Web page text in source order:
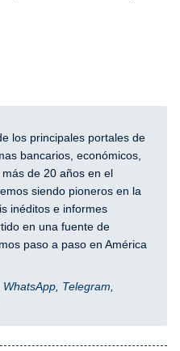
los principales portales de
bancarios, económicos,
de 20 años en el
siendo pioneros en la
inéditos e informes
en una fuente de
paso a paso en América
Telegram